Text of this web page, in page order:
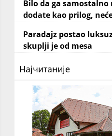
Bilo da ga
dodate kao prilog,
Paradajz postao
skuplji je od mesa
Најчитаније